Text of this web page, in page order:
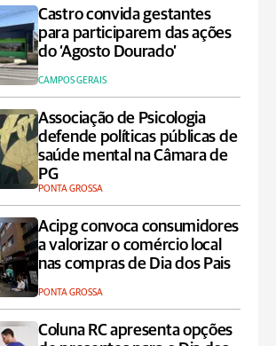
Castro convida gestantes
para participarem das ações
do ‘Agosto Dourado’
CAMPOS GERAIS
Associação de Psicologia
defende políticas públicas de
saúde mental na Câmara de
PG
PONTA GROSSA
Acipg convoca consumidores
a valorizar o comércio local
nas compras de Dia dos Pais
PONTA GROSSA
Coluna RC apresenta opções